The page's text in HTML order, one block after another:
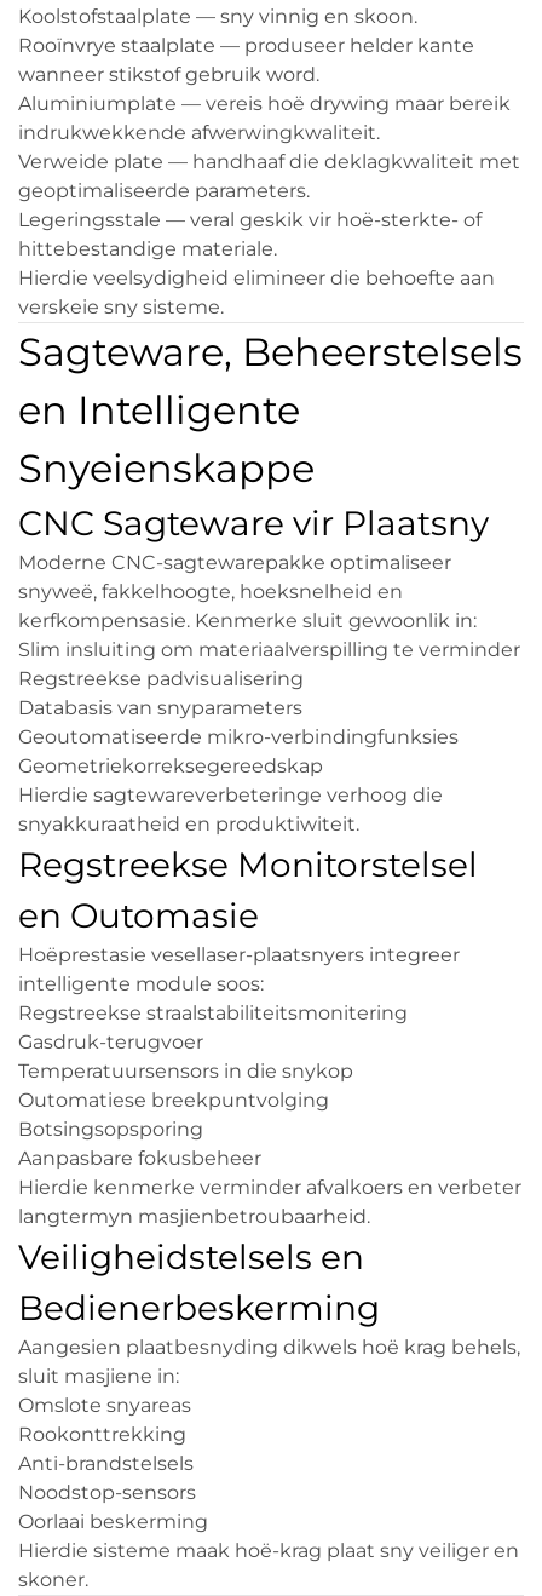
Koolstofstaalplate — sny vinnig en skoon.
Rooïnvrye staalplate — produseer helder kante
wanneer stikstof gebruik word.
Aluminiumplate — vereis hoë drywing maar bereik
indrukwekkende afwerwingkwaliteit.
Verweide plate — handhaaf die deklagkwaliteit met
geoptimaliseerde parameters.
Legeringsstale — veral geskik vir hoë-sterkte- of
hittebestandige materiale.
Hierdie veelsydigheid elimineer die behoefte aan
verskeie sny sisteme.
Sagteware, Beheerstelsels
en Intelligente
Snyeienskappe
CNC Sagteware vir Plaatsny
Moderne CNC-sagtewarepakke optimaliseer
snyweë, fakkelhoogte, hoeksnelheid en
kerfkompensasie. Kenmerke sluit gewoonlik in:
Slim insluiting om materiaalverspilling te verminder
Regstreekse padvisualisering
Databasis van snyparameters
Geoutomatiseerde mikro-verbindingfunksies
Geometriekorreksegereedskap
Hierdie sagtewareverbeteringe verhoog die
snyakkuraatheid en produktiwiteit.
Regstreekse Monitorstelsel
en Outomasie
Hoëprestasie vesellaser-plaatsnyers integreer
intelligente module soos:
Regstreekse straalstabiliteitsmonitering
Gasdruk-terugvoer
Temperatuursensors in die snykop
Outomatiese breekpuntvolging
Botsingsopsporing
Aanpasbare fokusbeheer
Hierdie kenmerke verminder afvalkoers en verbeter
langtermyn masjienbetroubaarheid.
Veiligheidstelsels en
Bedienerbeskerming
Aangesien plaatbesnyding dikwels hoë krag behels,
sluit masjiene in:
Omslote snyareas
Rookonttrekking
Anti-brandstelsels
Noodstop-sensors
Oorlaai beskerming
Hierdie sisteme maak hoë-krag plaat sny veiliger en
skoner.